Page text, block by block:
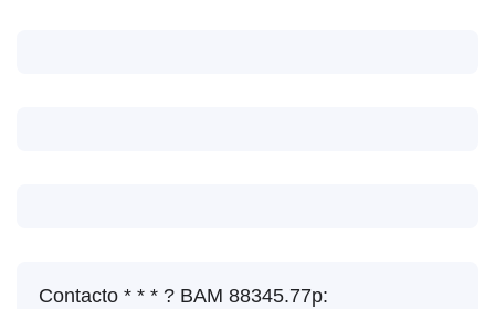
Contacto * * * ? BAM 88345.77p: